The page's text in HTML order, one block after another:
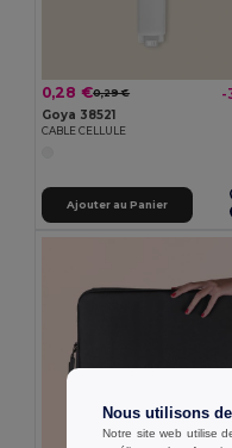
0,28 €0,29 € -
Goya 38521
CABLE CELLULE
Ajouter au Panier
Nous utilisons
Notre site web utilise